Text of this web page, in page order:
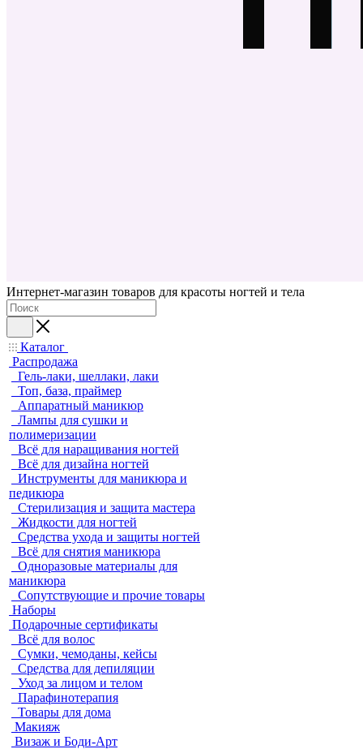
Интернет-магазин товаров для красоты ногтей и тела
Каталог
Распродажа
Гель-лаки, шеллаки, лаки
Топ, база, праймер
Аппаратный маникюр
Лампы для сушки и
полимеризации
Всё для наращивания ногтей
Всё для дизайна ногтей
Инструменты для маникюра и
педикюра
Стерилизация и защита мастера
Жидкости для ногтей
Средства ухода и защиты ногтей
Всё для снятия маникюра
Одноразовые материалы для
маникюра
Сопутствующие и прочие товары
Наборы
Подарочные сертификаты
Всё для волос
Сумки, чемоданы, кейсы
Средства для депиляции
Уход за лицом и телом
Парафинотерапия
Товары для дома
Макияж
Визаж и Боди-Арт